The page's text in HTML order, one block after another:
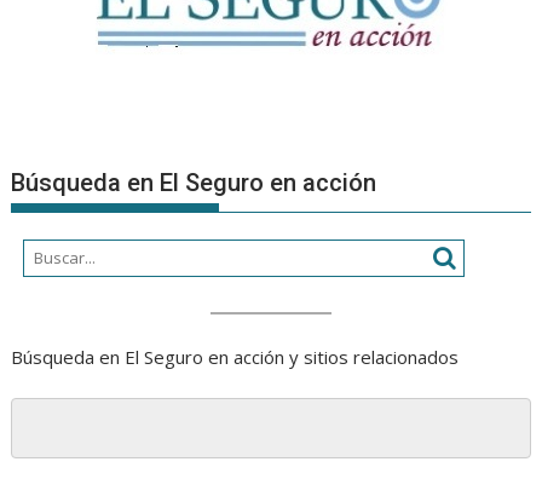
Búsqueda en El Seguro en acción
Búsqueda en El Seguro en acción y sitios relacionados